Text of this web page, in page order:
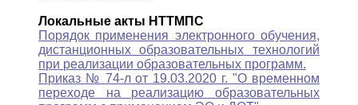
Локальные акты НТТМПС
Порядок применения электронного обучения,
дистанционных образовательных технологий
при реализации образовательных программ.
Приказ № 74-л от 19.03.2020 г. "О временном
переходе на реализацию образовательных